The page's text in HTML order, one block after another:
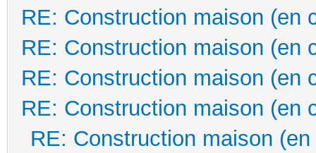
RE: Construction maison (en
RE: Construction maison (en
RE: Construction maison (en
RE: Construction maison (en
RE: Construction maison